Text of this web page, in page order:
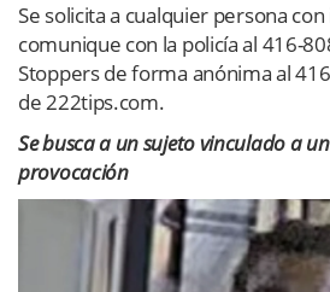
Se solicita a cualquier persona
comunique con la policía al 416-
Stoppers de forma anónima al
de 222tips.com.
Se busca a un sujeto vinculado a
provocación